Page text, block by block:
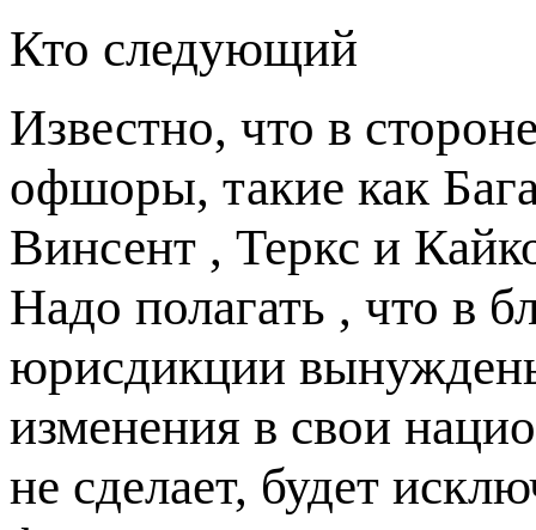
Кто следующий
Известно, что в
офшоры, такие как
Винсент , Теркс и
Надо полагать , что в
юрисдикции
изменения в свои
не сделает, будет